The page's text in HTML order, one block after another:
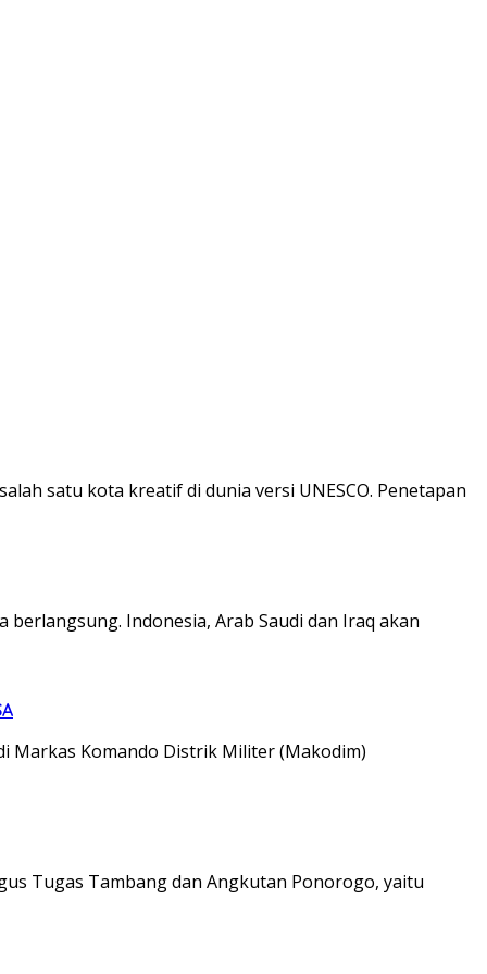
satu kota kreatif di dunia versi UNESCO. Penetapan
berlangsung. Indonesia, Arab Saudi dan Iraq akan
Markas Komando Distrik Militer (Makodim)
Tugas Tambang dan Angkutan Ponorogo, yaitu